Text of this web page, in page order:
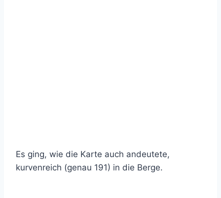
Es ging, wie die Karte auch andeutete,
kurvenreich (genau 191) in die Berge.